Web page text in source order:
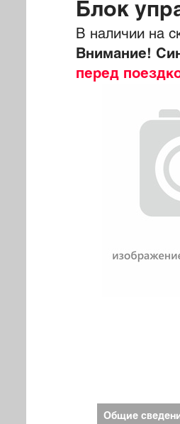
Блок
В наличии на
Внимание!
перед
Общие